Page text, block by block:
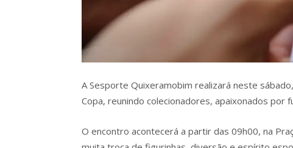
A Sesporte Quixeramobim realizará neste
Copa, reunindo colecionadores, apaixonados
O encontro acontecerá a partir das 09h00, na